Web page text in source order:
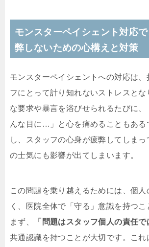
モンスターペイシェント対応
弊しないための心構えと対策
モンスターペイシェントへの対応は、
フにとって計り知れないストレスとな
な要求や暴言を浴びせられるたびに、
んな目に…」と心を痛めることもある
し、スタッフの心身が疲弊してしま
の士気にも影響が出てしまいます。
この問題を乗り越えるためには、個人
く、医院全体で「守る」意識を持つこ
まず、
「問題はスタッフ個人の責任で
共通認識を持つことが大切です。これ